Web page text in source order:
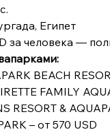
Египет
за человека —
BEACH
FAMILY
RESORT &
– от 570 USD